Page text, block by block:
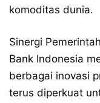
komoditas dunia.
Sinergi
Bank Indonesia
berbagai inovasi
terus diperkuat